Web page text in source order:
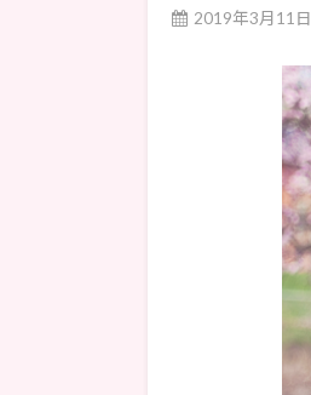
2019年3月11日